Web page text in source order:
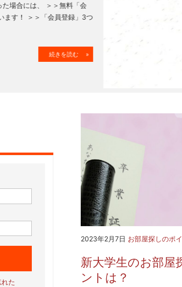
た場合には、 ＞＞無料「会
います！ ＞＞「会員登録」3つ
続きを読む »
2023年2月7日 お部屋探しのポ
新大学生のお部屋
ントは？
た